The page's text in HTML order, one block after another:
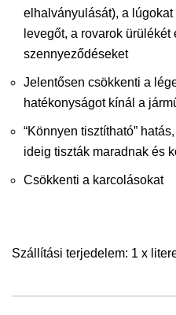
elhalványulását), a
levegőt, a rovarok ürülékét
szennyeződéseket
Jelentősen csökkenti a
hatékonyságot kínál a
“Könnyen tisztítható”
ideig tiszták maradnak és
Csökkenti a karcolásokat
Szállítási terjedelem: 1 x